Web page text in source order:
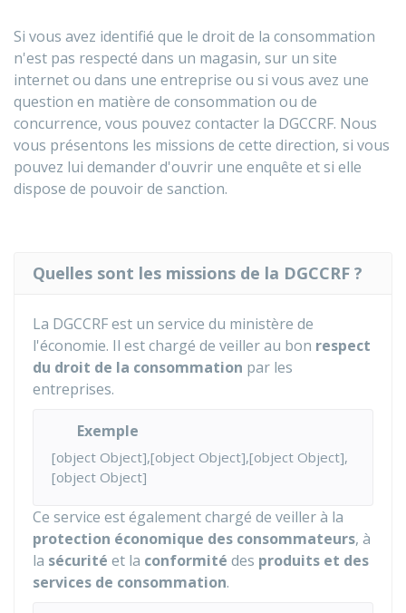
Si vous avez identifié que le droit de la consommation
n'est pas respecté dans un magasin, sur un site
internet ou dans une entreprise ou si vous avez une
question en matière de consommation ou de
concurrence, vous pouvez contacter la DGCCRF. Nous
vous présentons les missions de cette direction, si vous
pouvez lui demander d'ouvrir une enquête et si elle
dispose de pouvoir de sanction.
Quelles sont les missions de la DGCCRF ?
La DGCCRF est un service du ministère de
l'économie. Il est chargé de veiller au bon respect
du droit de la consommation par les
entreprises.
Exemple
[object Object],[object Object],[object Object],
[object Object]
Ce service est également chargé de veiller à la
protection économique des consommateurs, à
la sécurité et la conformité des produits et des
services de consommation.